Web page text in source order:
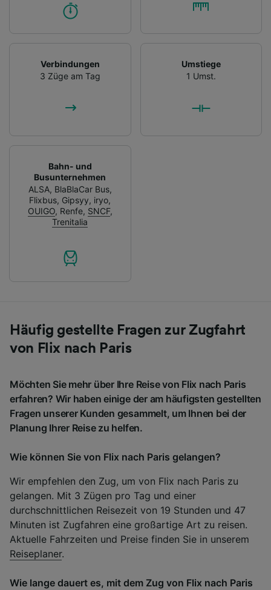
Verbindungen
3 Züge am Tag
Umstiege
1 Umst.
Bahn- und
Busunternehmen
ALSA, BlaBlaCar Bus,
Flixbus, Gipsyy, iryo,
OUIGO, Renfe, SNCF,
Trenitalia
Häufig gestellte Fragen zur Zugfahrt
von Flix nach Paris
Möchten Sie mehr über Ihre Reise von Flix nach Paris
erfahren? Wir haben einige der am häufigsten gestellten
Fragen unserer Kunden gesammelt, um Ihnen bei der
Planung Ihrer Reise zu helfen.
Wie können Sie von Flix nach Paris gelangen?
Wir empfehlen den Zug, um von Flix nach Paris zu
gelangen. Mit 3 Zügen pro Tag und einer
durchschnittlichen Reisezeit von 19 Stunden und 47
Minuten ist Zugfahren eine großartige Art zu reisen.
Aktuelle Fahrzeiten und Preise finden Sie in unserem
Reiseplaner.
Wie lange dauert es, mit dem Zug von Flix nach Paris